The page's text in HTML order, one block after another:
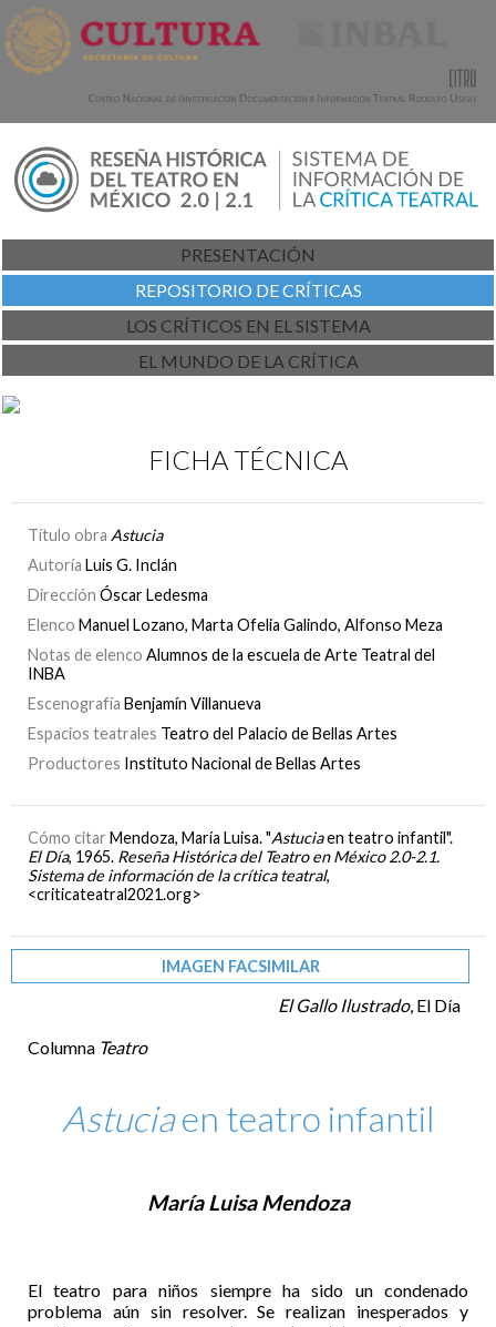
PRESENTACIÓN
REPOSITORIO DE CRÍTICAS
LOS CRÍTICOS EN EL SISTEMA
EL MUNDO DE LA CRÍTICA
FICHA TÉCNICA
Título obra Astucia
Autoría Luis G. Inclán
Dirección Óscar Ledesma
Elenco Manuel Lozano, Marta Ofelia Galindo, Alfonso Meza
Notas de elenco Alumnos de la escuela de Arte Teatral del
INBA
Escenografía Benjamín Villanueva
Espacios teatrales Teatro del Palacio de Bellas Artes
Productores Instituto Nacional de Bellas Artes
Cómo citar Mendoza, María Luisa. "Astuciaen teatro infantil".
El Día, 1965. Reseña Histórica del Teatro en México 2.0-2.1.
Sistema de información de la crítica teatral,
<criticateatral2021.org>
IMAGEN FACSIMILAR
El Gallo Ilustrado, El Día
Columna Teatro
Astuciaen teatro infantil
María Luisa Mendoza
El teatro para niños siempre ha sido un condenado
problema aún sin resolver. Se realizan inesperados y